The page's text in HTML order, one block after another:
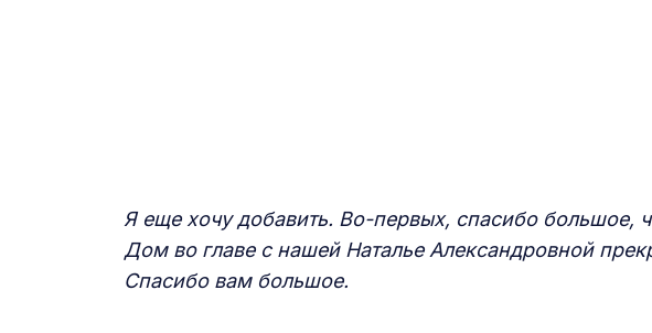
Я еще хочу добавить. Во-первых, спасибо большое,
Дом во главе с нашей Наталье Александровной
Спасибо вам большое.